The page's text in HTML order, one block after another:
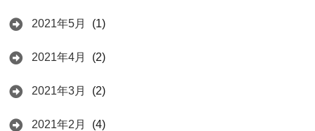
2021年5月 (1)
2021年4月 (2)
2021年3月 (2)
2021年2月 (4)